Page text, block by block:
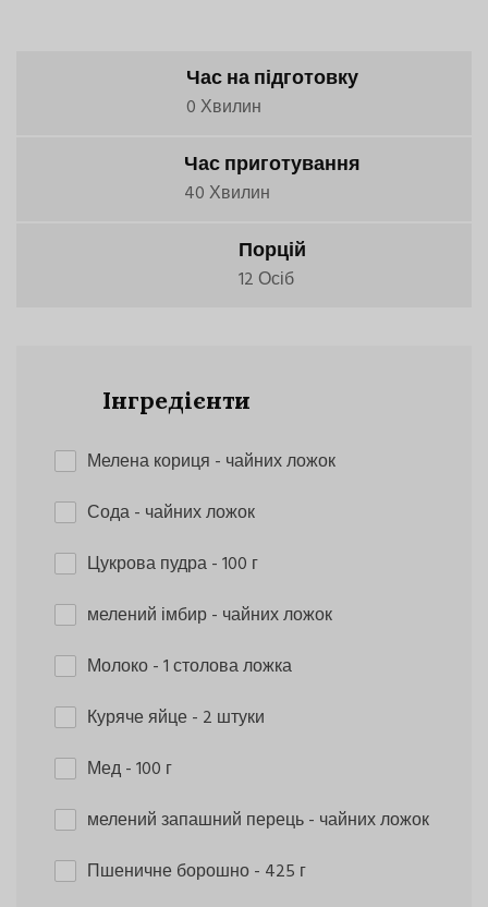
Час на підготовку
0 Хвилин
Час приготування
40 Хвилин
Порцій
12 Осіб
Інгредієнти
Мелена кориця - чайних ложок
Сода- чайних ложок
Цукрова пудра- 100 г
мелений імбир- чайних ложок
Молоко- 1 столова ложка
Куряче яйце- 2 штуки
Мед- 100 г
мелений запашний перець- чайних ложок
Пшеничне борошно- 425 г